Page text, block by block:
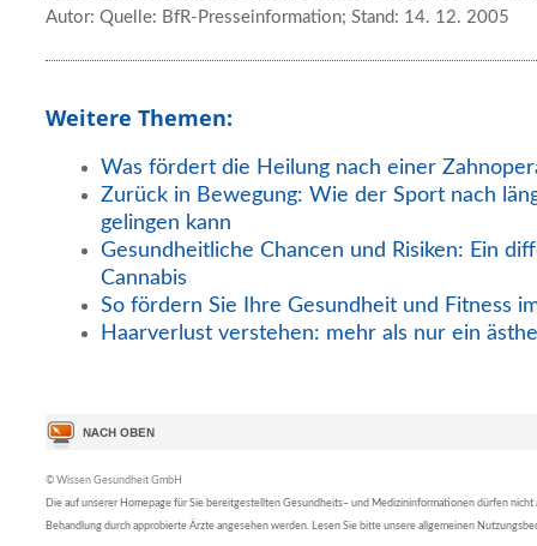
Autor: Quelle: BfR-Presseinformation; Stand: 14. 12. 2005
Weitere Themen:
Was fördert die Heilung nach einer
Zurück in Bewegung: Wie der Sport nach
gelingen kann
Gesundheitliche Chancen und Risiken: Ein
Cannabis
So fördern Sie Ihre Gesundheit und Fitness
Haarverlust verstehen: mehr als nur ein
© Wissen Gesundheit GmbH
Die auf unserer Homepage für Sie bereitgestellten Gesundheits– und Medizininformationen dürfen nicht
Behandlung durch approbierte Ärzte angesehen werden. Lesen Sie bitte unsere allgemeinen